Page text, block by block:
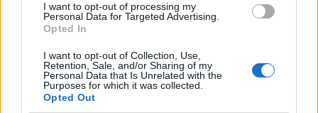
I want to opt-out of processing my
Personal Data for Targeted Advertising.
Opted In
I want to opt-out of Collection, Use,
Retention, Sale, and/or Sharing of my
Personal Data that Is Unrelated with the
Purposes for which it was collected.
Opted Out
Nem csak emberéleteket vesz el a hőség, hanem meg nem